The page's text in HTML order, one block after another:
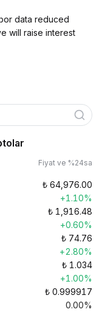
data reduced
will raise interest
Fiyat ve %24sa
₺ 64,976.00
+1.10%
₺ 1,916.48
+0.60%
₺ 74.76
+2.80%
₺ 1.034
+1.00%
₺ 0.999917
0.00%